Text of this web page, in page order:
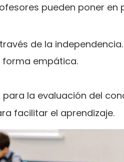
pueden poner en
de la independencia.
forma empática.
la evaluación del
facilitar el aprendizaje.